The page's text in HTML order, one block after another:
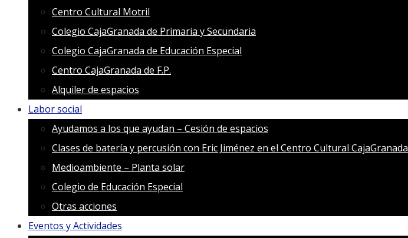
Centro Cultural Motril
Colegio CajaGranada de Primaria y Secundaria
Colegio CajaGranada de Educación Especial
Centro CajaGranada de F.P.
Alquiler de espacios
Labor social
Ayudamos a los que ayudan – Cesión de espacios
Clases de batería y percusión con Eric Jiménez en el Centro Cultural CajaGranada
Medioambiente – Planta solar
Colegio de Educación Especial
Otras acciones
Eventos y Actividades